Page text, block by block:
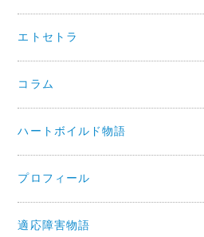
エトセトラ
コラム
ハートボイルド物語
プロフィール
適応障害物語